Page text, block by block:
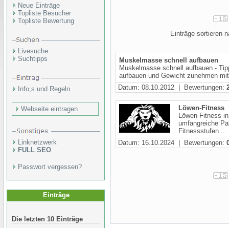
Neue Einträge
Topliste Besucher
Topliste Bewertung
Livesuche
Suchtipps
Info,s und Regeln
Webseite eintragen
Linknetzwerk
FULL SEO
Passwort vergessen?
Einträge
Die letzten 10 Einträge
Einträge sortieren
Muskelmasse schnell aufbauen
Muskelmasse schnell aufbauen -
aufbauen und Gewicht zunehmen
Datum: 08.10.2012 | Bewertungen:
Löwen-Fitness
Löwen-Fitness
umfangreiche
Fitnessstufen ...
Datum: 16.10.2024 | Bewertungen: